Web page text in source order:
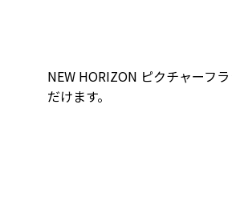
NEW HORIZON ピクチャーフ
だけます。